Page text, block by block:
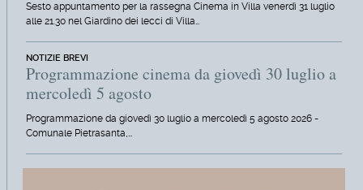
Sesto appuntamento per la rassegna Cinema in Villa venerdì 31 luglio
alle 21.30 nel Giardino dei lecci di Villa…
NOTIZIE BREVI
Programmazione cinema da giovedì 30 luglio a
mercoledì 5 agosto
Programmazione da giovedì 30 luglio a mercoledì 5 agosto 2026 -
Comunale Pietrasanta,…